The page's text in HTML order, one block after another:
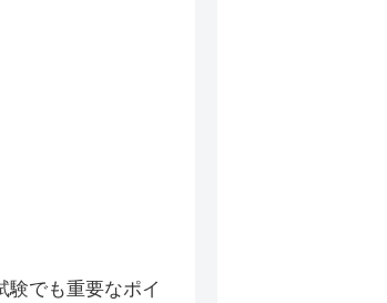
験でも重要なポイ